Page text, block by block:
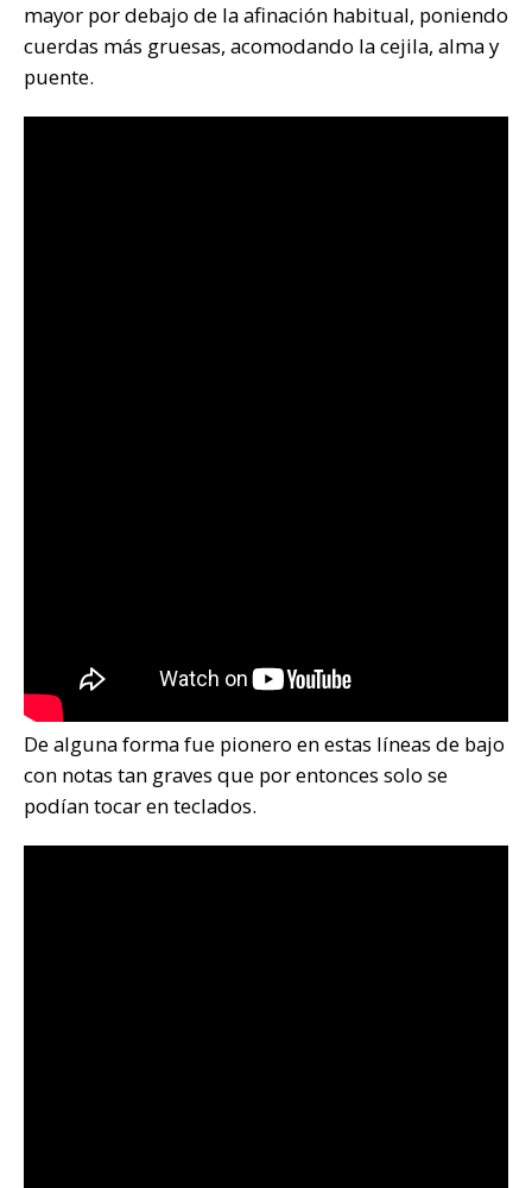
mayor por debajo de la afinación habitual, poniendo
cuerdas más gruesas, acomodando la cejila, alma y
puente.
De alguna forma fue pionero en estas líneas de bajo
con notas tan graves que por entonces solo se
podían tocar en teclados.